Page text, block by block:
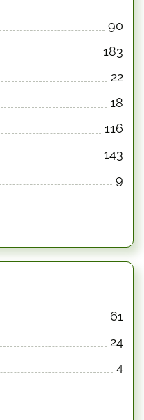
90
183
22
18
116
143
9
61
24
4